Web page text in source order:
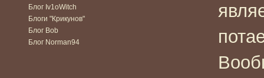
Блог Iv1oWitch
Блоги "Крикунов"
Блог Bob
Блог Norman94